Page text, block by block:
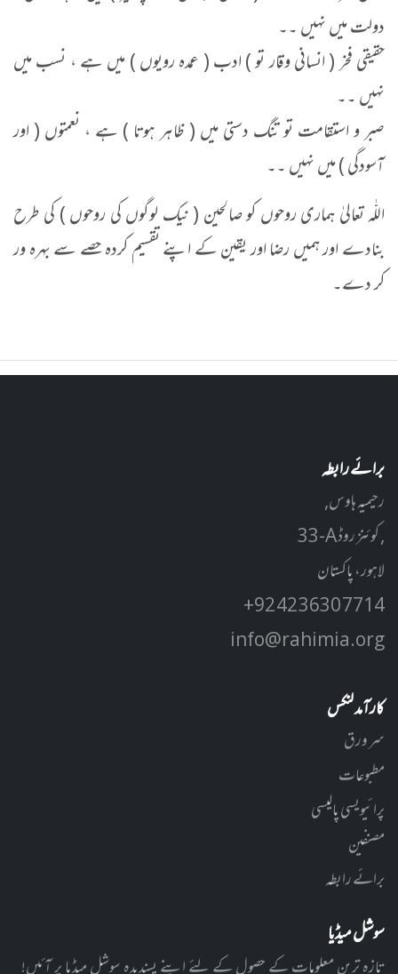
دولت میں نہیں ۔۔
حقیقی فخر ( انسانی وقار تو ) ادب ( عمدہ رویوں ) میں ہے ، نسب میں
نہیں ۔۔
صبر و استقامت تو تنگ دستی میں ( ظاہر ہوتا ) ہے ، نعمتوں ( اور
آسودگی ) میں نہیں ۔۔
اللّٰہ تعالیٰ ہماری روحوں کو صالحین ( نیک لوگوں کی روحوں ) کی طرح
بنادے اور ہمیں رضا اور یقین کے اپنے تقسیم کردہ حصے سے بہرہ ور
کر دے۔
برائے رابطہ
رحیمیہ ہاوس,
33-A کوئنز روڈ ,
لاہور، پاکستان
+92 42 3630 7714
info@rahimia.org
کارآمد لنکس
سر ورق
مطبوعات
پرائیویسی پالیسی
مصنفین
برائے رابطہ
سوشل میڈیا